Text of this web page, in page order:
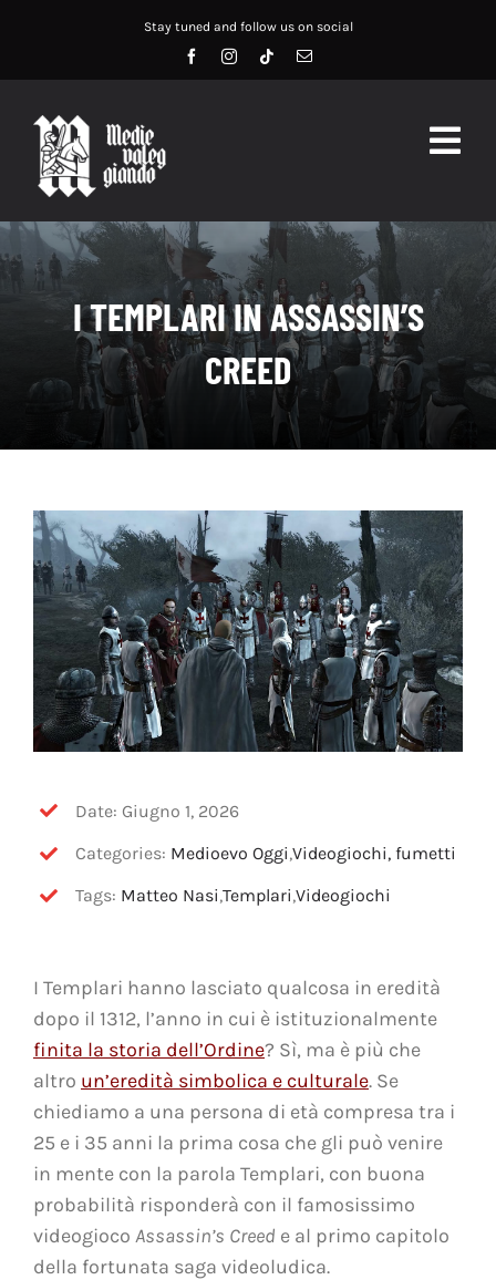
contenuto
Stay tuned and follow us on social
HOME
ABOUT US
SERVIZI
DIDATTICA
RECENSIONI
OFF TOPIC
CONTATTI
Cerca
per:
I TEMPLARI IN ASSASSIN’S
CREED
Date: Giugno 1, 2026
Categories: Medioevo Oggi,Videogiochi, fumetti
Tags: Matteo Nasi,Templari,Videogiochi
I Templari hanno lasciato qualcosa in eredità
dopo il 1312, l’anno in cui è istituzionalmente
finita la storia dell’Ordine? Sì, ma è più che
altro un’eredità simbolica e culturale. Se
chiediamo a una persona di età compresa tra i
25 e i 35 anni la prima cosa che gli può venire
in mente con la parola Templari, con buona
probabilità risponderà con il famosissimo
videogioco Assassin’s Creed e al primo capitolo
della fortunata saga videoludica.